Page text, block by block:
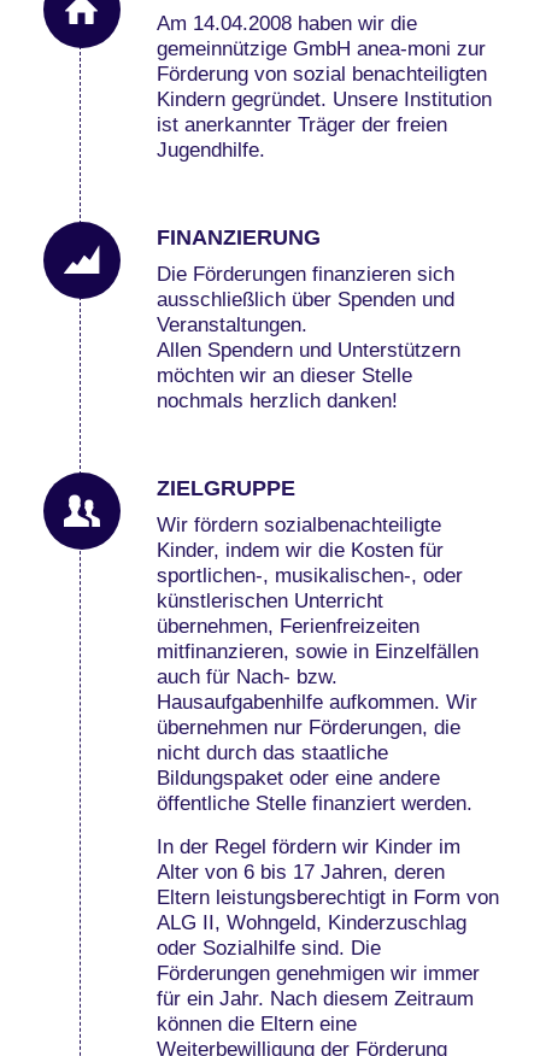
Am 14.04.2008 haben wir die
gemeinnützige GmbH anea-moni zur
Förderung von sozial benachteiligten
Kindern gegründet. Unsere Institution
ist anerkannter Träger der freien
Jugendhilfe.
FINANZIERUNG
Die Förderungen finanzieren sich
ausschließlich über Spenden und
Veranstaltungen.
Allen Spendern und Unterstützern
möchten wir an dieser Stelle
nochmals herzlich danken!
ZIELGRUPPE
Wir fördern sozialbenachteiligte
Kinder, indem wir die Kosten für
sportlichen-, musikalischen-, oder
künstlerischen Unterricht
übernehmen, Ferienfreizeiten
mitfinanzieren, sowie in Einzelfällen
auch für Nach- bzw.
Hausaufgabenhilfe aufkommen. Wir
übernehmen nur Förderungen, die
nicht durch das staatliche
Bildungspaket oder eine andere
öffentliche Stelle finanziert werden.
In der Regel fördern wir Kinder im
Alter von 6 bis 17 Jahren, deren
Eltern leistungsberechtigt in Form von
ALG II, Wohngeld, Kinderzuschlag
oder Sozialhilfe sind. Die
Förderungen genehmigen wir immer
für ein Jahr. Nach diesem Zeitraum
können die Eltern eine
Weiterbewilligung der Förderung